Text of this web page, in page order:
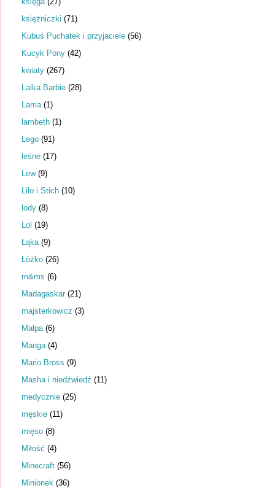
księżniczki (71)
Kubuś Puchatek i przyjaciele (56)
Kucyk Pony (42)
kwiaty (267)
Lalka Barbie (28)
Lama (1)
lambeth (1)
Lego (91)
leśne (17)
Lew (9)
Lilo i Stich (10)
lody (8)
Lol (19)
Łąka (9)
Łóżko (26)
m&ms (6)
Madagaskar (21)
majsterkowicz (3)
Małpa (6)
Manga (4)
Mario Bross (9)
Masha i niedźwiedź (11)
medycznie (25)
męskie (11)
mięso (8)
Miłość (4)
Minecraft (56)
Minionek (36)